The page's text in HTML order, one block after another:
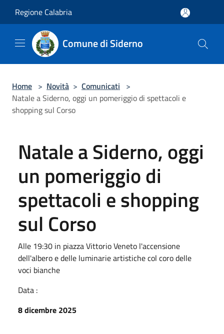
Regione Calabria
Comune di Siderno
Home > Novità > Comunicati >
Natale a Siderno, oggi un pomeriggio di spettacoli e
shopping sul Corso
Natale a Siderno, oggi
un pomeriggio di
spettacoli e shopping
sul Corso
Alle 19:30 in piazza Vittorio Veneto l'accensione
dell'albero e delle luminarie artistiche col coro delle
voci bianche
Data :
8 dicembre 2025